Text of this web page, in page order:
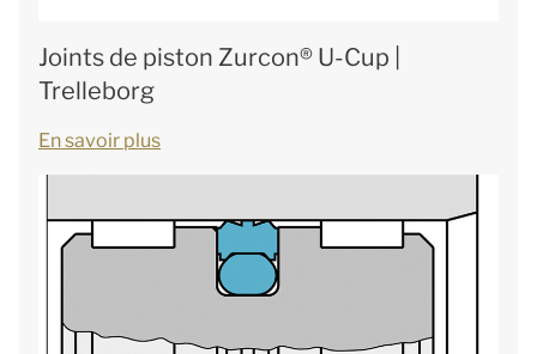
Joints de piston Zurcon® U-Cup |
Trelleborg
En savoir plus